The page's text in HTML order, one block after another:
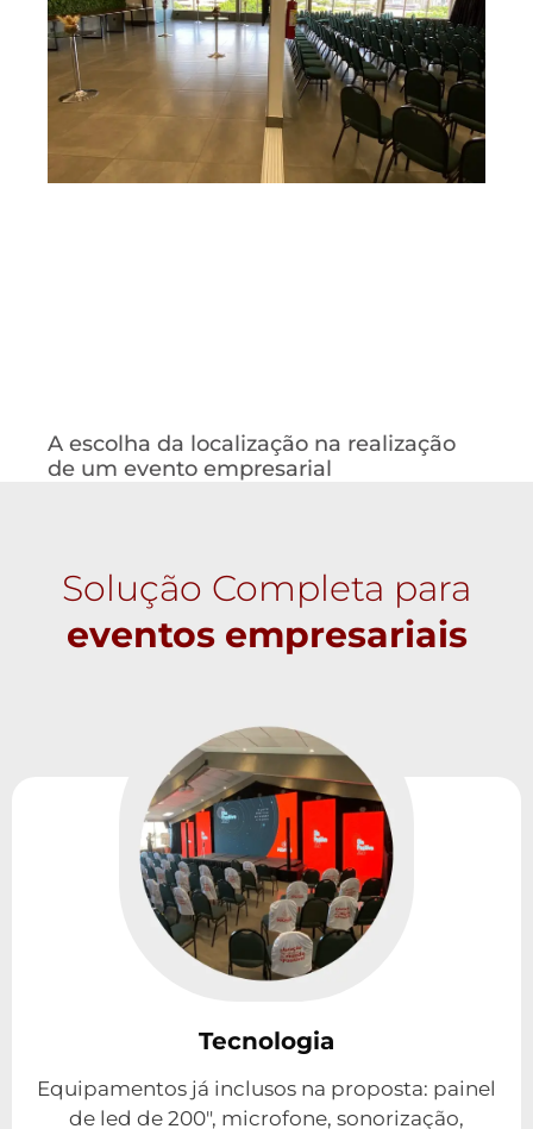
A escolha da localização na realização
de um evento empresarial
Solução Completa para
eventos empresariais
Tecnologia
Equipamentos já inclusos na proposta: painel
de led de 200", microfone, sonorização,